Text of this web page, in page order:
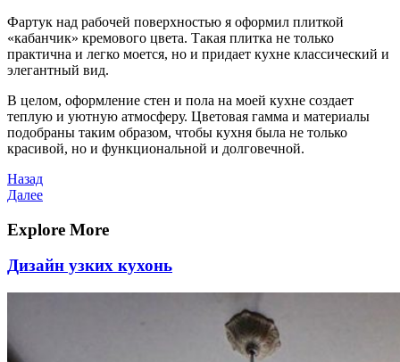
Фартук над рабочей поверхностью я оформил плиткой
«кабанчик» кремового цвета. Такая плитка не только
практична и легко моется, но и придает кухне классический и
элегантный вид.
В целом, оформление стен и пола на моей кухне создает
теплую и уютную атмосферу. Цветовая гамма и материалы
подобраны таким образом, чтобы кухня была не только
красивой, но и функциональной и долговечной.
Навигация
по
записям
Предыдущая
запись
Назад
Следующая
Далее
Explore More
Дизайн узких кухонь